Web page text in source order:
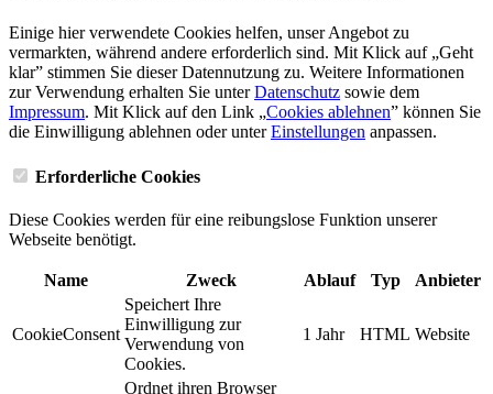
Einige hier verwendete Cookies helfen, unser Angebot zu
vermarkten, während andere erforderlich sind. Mit Klick auf „Geht
klar” stimmen Sie dieser Datennutzung zu. Weitere Informationen
zur Verwendung erhalten Sie unterDatenschutz sowie dem
Impressum. Mit Klick auf den Link „Cookies ablehnen” können Sie
die Einwilligung ablehnen oder unterEinstellungen anpassen.
Erforderliche Cookies
Diese Cookies werden für eine reibungslose Funktion unserer
Webseite benötigt.
Name Zweck Ablauf Typ Anbieter
CookieConsent
Speichert Ihre
Einwilligung zur
Verwendung von
Cookies.
1 Jahr HTML Website
Ordnet ihren Browser